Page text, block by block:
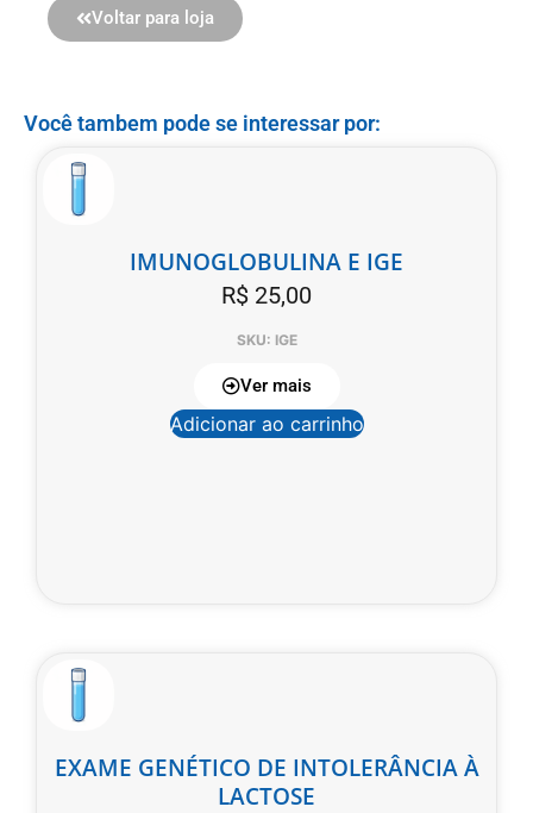
Voltar para loja
Você tambem pode se interessar por:
IMUNOGLOBULINA E IGE
R$ 25,00
SKU: IGE
Ver mais
Adicionar ao carrinho
EXAME GENÉTICO DE INTOLERÂNCIA À
LACTOSE